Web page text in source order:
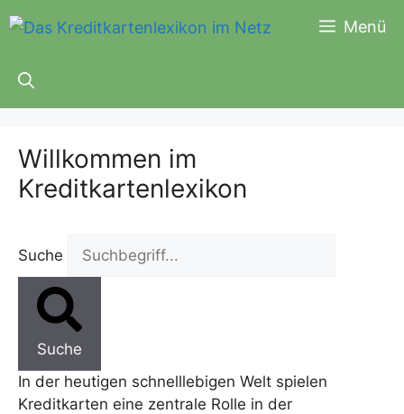
Inhalt
Menü
Willkommen im
Kreditkartenlexikon
Suche
Suche
In der heutigen schnelllebigen Welt spielen
Kreditkarten eine zentrale Rolle in der